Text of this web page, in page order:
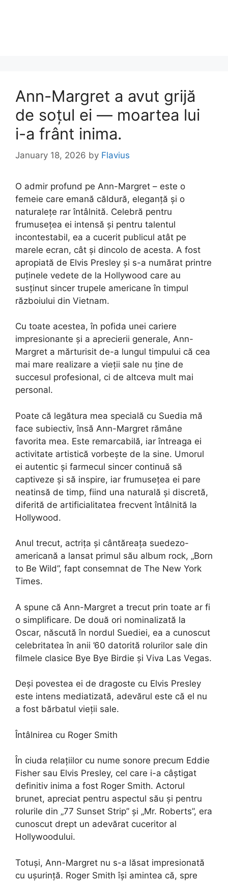
Ann-Margret a avut grijă
de soțul ei — moartea lui
i-a frânt inima.
January 18, 2026 by Flavius
O admir profund pe Ann-Margret – este o
femeie care emană căldură, eleganță și o
naturalețe rar întâlnită. Celebră pentru
frumusețea ei intensă și pentru talentul
incontestabil, ea a cucerit publicul atât pe
marele ecran, cât și dincolo de acesta. A fost
apropiată de Elvis Presley și s-a numărat printre
puținele vedete de la Hollywood care au
susținut sincer trupele americane în timpul
războiului din Vietnam.
Cu toate acestea, în pofida unei cariere
impresionante și a aprecierii generale, Ann-
Margret a mărturisit de-a lungul timpului că cea
mai mare realizare a vieții sale nu ține de
succesul profesional, ci de altceva mult mai
personal.
Poate că legătura mea specială cu Suedia mă
face subiectiv, însă Ann-Margret rămâne
favorita mea. Este remarcabilă, iar întreaga ei
activitate artistică vorbește de la sine. Umorul
ei autentic și farmecul sincer continuă să
captiveze și să inspire, iar frumusețea ei pare
neatinsă de timp, fiind una naturală și discretă,
diferită de artificialitatea frecvent întâlnită la
Hollywood.
Anul trecut, actrița și cântăreața suedezo-
americană a lansat primul său album rock, „Born
to Be Wild”, fapt consemnat de The New York
Times.
A spune că Ann-Margret a trecut prin toate ar fi
o simplificare. De două ori nominalizată la
Oscar, născută în nordul Suediei, ea a cunoscut
celebritatea în anii ’60 datorită rolurilor sale din
filmele clasice Bye Bye Birdie și Viva Las Vegas.
Deși povestea ei de dragoste cu Elvis Presley
este intens mediatizată, adevărul este că el nu
a fost bărbatul vieții sale.
Întâlnirea cu Roger Smith
În ciuda relațiilor cu nume sonore precum Eddie
Fisher sau Elvis Presley, cel care i-a câștigat
definitiv inima a fost Roger Smith. Actorul
brunet, apreciat pentru aspectul său și pentru
rolurile din „77 Sunset Strip” și „Mr. Roberts”, era
cunoscut drept un adevărat cuceritor al
Hollywoodului.
Totuși, Ann-Margret nu s-a lăsat impresionată
cu ușurință. Roger Smith își amintea că, spre